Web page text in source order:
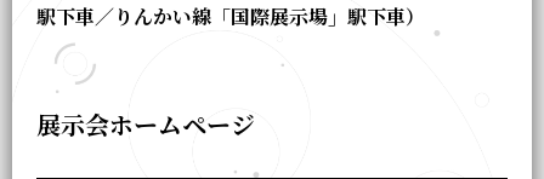
駅下車／りんかい線「国際展示場」駅下車）
展示会ホームページ